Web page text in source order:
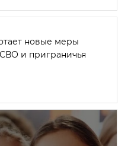
новые меры
и приграничья